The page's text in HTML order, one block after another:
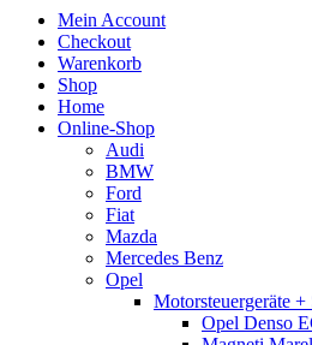
Mein Account
Checkout
Warenkorb
Shop
Home
Online-Shop
Audi
BMW
Ford
Fiat
Mazda
Mercedes Benz
Opel
Motorsteuergeräte +
Opel Denso